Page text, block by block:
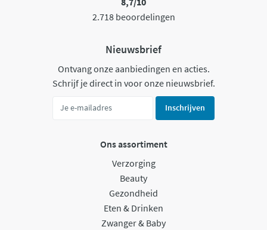
2.718 beoordelingen
Nieuwsbrief
Ontvang onze aanbiedingen en acties.
Schrijf je direct in voor onze nieuwsbrief.
Inschrijven
Ons assortiment
Verzorging
Beauty
Gezondheid
Eten & Drinken
Zwanger & Baby